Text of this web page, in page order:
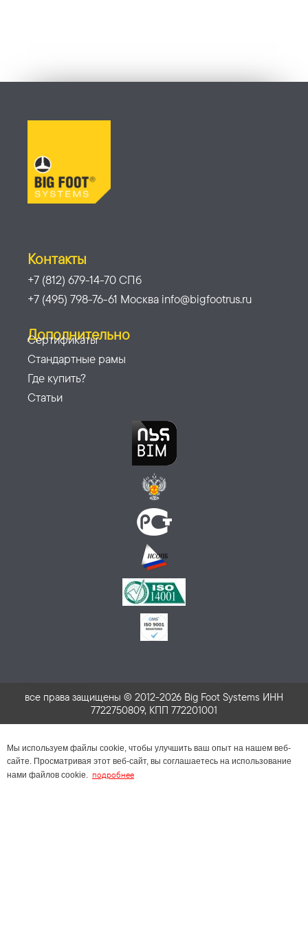
Контакты
+7 (812) 679-14-70 СПб
+7 (495) 798-76-61 Москва info@bigfootrus.ru
Дополнительно
Сертификаты
Стандартные рамы
Где купить?
Статьи
все права защищены © 2012-2026 Big Foot Systems ИНН
7722750809, КПП 772201001
Мы используем файлы cookie, чтобы улучшить ваш опыт на нашем веб-
сайте. Просматривая этот веб-сайт, вы соглашаетесь на использование
нами файлов cookie. подробнее